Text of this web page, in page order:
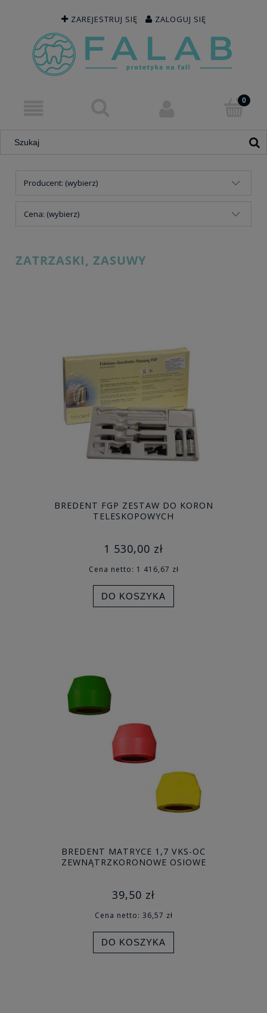
ZAREJESTRUJ SIĘ ZALOGUJ SIĘ
Producent: (wybierz)
Cena: (wybierz)
ZATRZASKI, ZASUWY
BREDENT FGP ZESTAW DO KORON
TELESKOPOWYCH
1 530,00 zł
Cena netto: 1 416,67 zł
DO KOSZYKA
BREDENT MATRYCE 1,7 VKS-OC
ZEWNĄTRZKORONOWE OSIOWE
39,50 zł
Cena netto: 36,57 zł
DO KOSZYKA